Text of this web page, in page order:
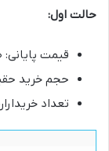
حالت اول:
قیمت پایانی: ۸۰۰ تومان
حجم خرید حقیقی:
تعداد خریداران